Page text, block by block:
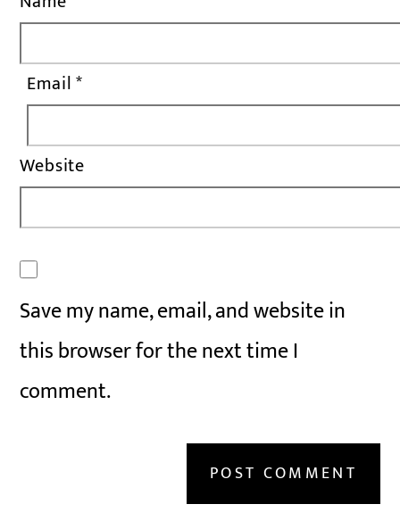
Email*
Website
Save my name, email, and website in
this browser for the next time I
comment.